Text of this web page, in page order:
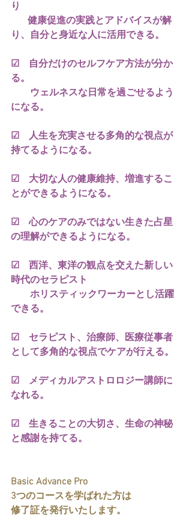
り
り、自分と身近な人に活用できる。
☑　自分だけのセルフケア方法が分か
る。
ウェルネスな日常を過ごせるよう
になる。
☑　人生を充実させる多角的な視点が
持てるようになる。
☑　大切な人の健康維持、増進するこ
とができるようになる。
☑　心のケアのみではない生きた占星
の理解ができるようになる。
☑　西洋、東洋の観点を交えた新しい
時代のセラピスト
ホリスティックワーカーとし活躍
できる。
☑　セラピスト、治療師、医療従事者
として多角的な視点でケアが行える。
☑　メディカルアストロロジー講師に
なれる。
☑　生きることの大切さ、生命の神秘
と感謝を持てる。
Basic Advance Pro
3つのコースを学ばれた方は
修了証を発行いたします。